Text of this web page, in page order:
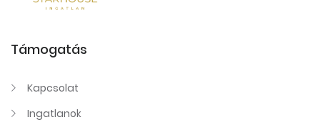
Támogatás
Kapcsolat
Ingatlanok